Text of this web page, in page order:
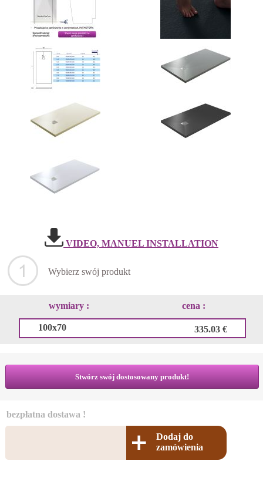
VIDEO, MANUEL INSTALLATION
Wybierz swój produkt
wymiary : cena :
100x70 335.03 €
Stwórz swój dostosowany produkt!
bezpłatna dostawa !
Dodaj do
zamówienia